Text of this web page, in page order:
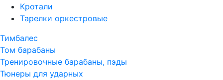
Кротали
Тарелки оркестровые
Тимбалес
Том барабаны
Тренировочные барабаны, пэды
Тюнеры для ударных